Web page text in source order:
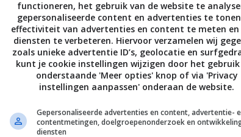
met het Amfori BSCI (Business Social Compliance
verbeteren van hun toeleveringsketens door goede
te bevorderen. Door te kiezen voor de
je sociaal verantwoorde producten en weet je dat
Dat vinden we bijvoorbeeld bij kleding
zijn om er bij meubels ook op te letten.
verkorten transportafstanden en verkleinen
functioneren, het gebruik van de website te
gepersonaliseerde content en advertenties te
effectiviteit van advertenties en content te meten en
diensten te verbeteren. Hiervoor verzamelen wij
zoals unieke advertentie ID’s, geolocatie en
kunt je cookie instellingen wijzigen door het gebruik
onderstaande 'Meer opties' knop of via 'Privacy
instellingen aanpassen' onderaan de website.
Gepersonaliseerde advertenties en content, advertentie-
contentmetingen, doelgroepenonderzoek en
diensten